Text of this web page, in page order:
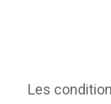
Les